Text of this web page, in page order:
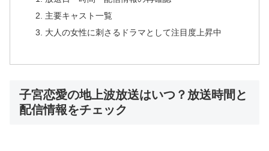
主要キャスト一覧
大人の女性に刺さるドラマとして注目度上昇中
子宮恋愛の地上波放送はいつ？放送時間と
配信情報をチェック